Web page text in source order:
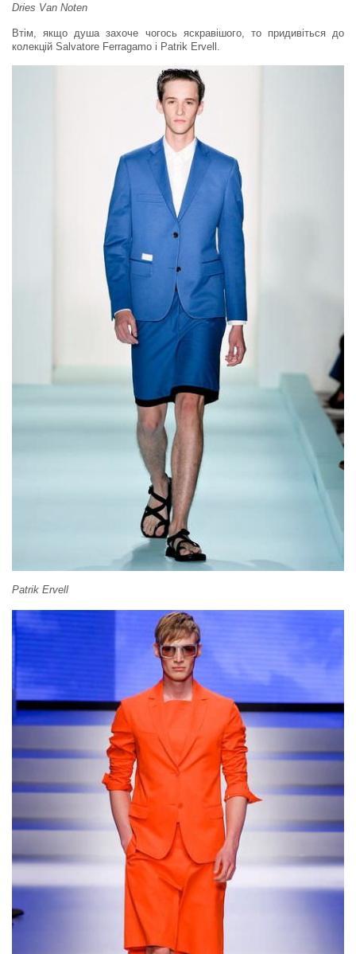
Dries Van Noten
Втім, якщо душа захоче чогось яскравішого, то придивіться до
колекцій Salvatore Ferragamo і Patrik Ervell.
Patrik Ervell